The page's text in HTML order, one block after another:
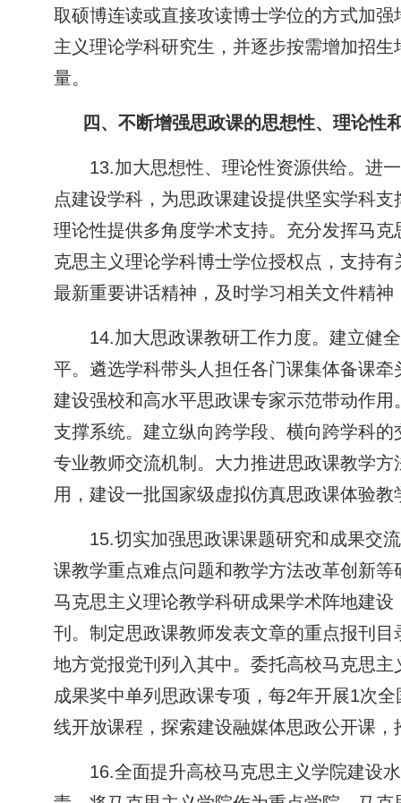
取硕博连读或直接攻读博士学位的方式加
主义理论学科研究生，并逐步按需增加招
量。
四、不断增强思政课的思想性、理论性
13.加大思想性、理论性资源供给。进
点建设学科，为思政课建设提供坚实学科
理论性提供多角度学术支持。充分发挥马
克思主义理论学科博士学位授权点，支持
最新重要讲话精神，及时学习相关文件精
14.加大思政课教研工作力度。建立健
平。遴选学科带头人担任各门课集体备课
建设强校和高水平思政课专家示范带动作
支撑系统。建立纵向跨学段、横向跨学科
专业教师交流机制。大力推进思政课教学
用，建设一批国家级虚拟仿真思政课体验教
15.切实加强思政课课题研究和成果交
课教学重点难点问题和教学方法改革创新
马克思主义理论教学科研成果学术阵地建
刊。制定思政课教师发表文章的重点报刊
地方党报党刊列入其中。委托高校马克思
成果奖中单列思政课专项，每2年开展1次
线开放课程，探索建设融媒体思政公开课
16.全面提升高校马克思主义学院建设